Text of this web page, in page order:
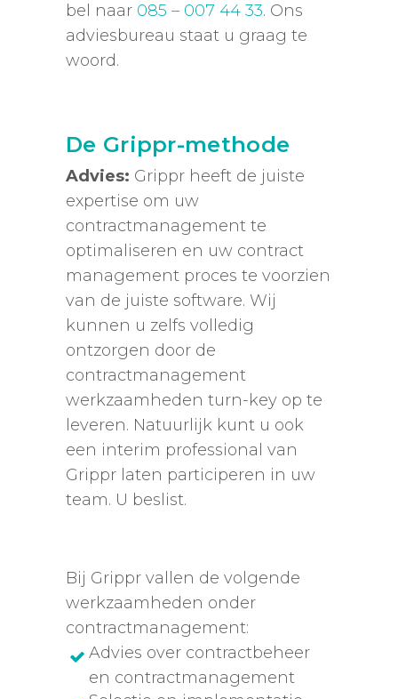
bel naar 085 – 007 44 33. Ons
adviesbureau staat u graag te
woord.
De Grippr-methode
Advies: Grippr heeft de juiste
expertise om uw
contractmanagement te
optimaliseren en uw contract
management proces te voorzien
van de juiste software. Wij
kunnen u zelfs volledig
ontzorgen door de
contractmanagement
werkzaamheden turn-key op te
leveren. Natuurlijk kunt u ook
een interim professional van
Grippr laten participeren in uw
team. U beslist.
Bij Grippr vallen de volgende
werkzaamheden onder
contractmanagement:
Advies over contractbeheer
en contractmanagement